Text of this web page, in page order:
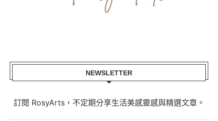
NEWSLETTER
訂閱 RosyArts，不定期分享生活美感靈感與精選文章。